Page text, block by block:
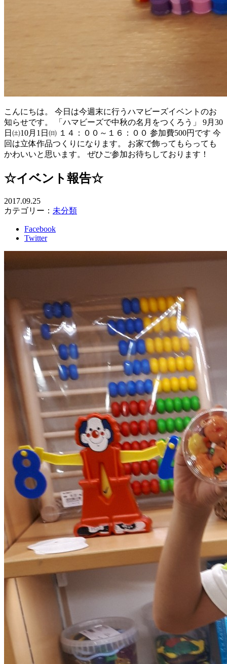
こんにちは。 今日は今週末に行うハマビーズイベントのお
知らせです。 「ハマビーズで中秋の名月をつくろう」 9月30
日㈯10月1日㈰ １４：００～１６：００ 参加費500円です 今
回は立体作品つくりになります。 お家で飾ってもらっても
かわいいと思います。 ぜひご参加お待ちしております！
☆イベント報告☆
2017.09.25
カテゴリー： 未分類
Facebook
Twitter